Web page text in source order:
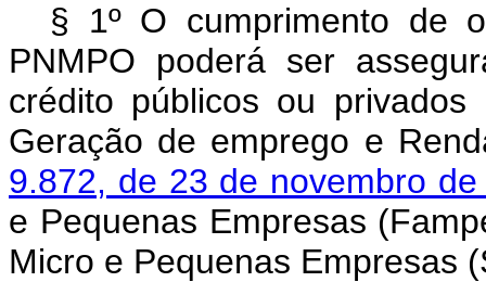
§ 1º O cumprimento de
PNMPO poderá ser
crédito públicos ou
Geração de emprego e
9.872, de 23 de novembro
e Pequenas Empresas
Micro e Pequenas Empresas